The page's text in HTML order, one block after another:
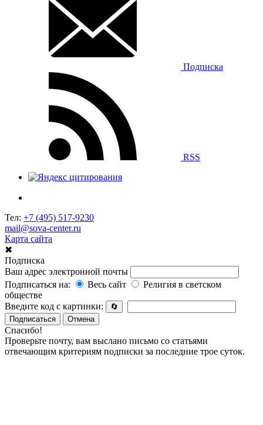
Подписка
RSS
Тел: +7 (495) 517-9230
mail@sova-center.ru
Карта сайта
✖
Подписка
Ваш адрес электронной почты
Подписаться на:
Весь сайт
Религия в светском
обществе
Введите код с картинки:
🔄
Подписаться
Отмена
Спасибо!
Проверьте почту, вам выслано письмо со статьями
отвечающим критериям подписки за последние трое суток.